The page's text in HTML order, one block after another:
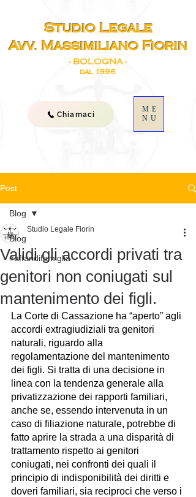
Studio Legale
Avv. Massimiliano Fiorin
- BOLOGNA -
dal 1996
ME
NU
Chiamaci
Post
Blog
#affaridifamiglia
Blog
Validi gli accordi privati tra
genitori non coniugati sul
mantenimento dei figli.
Studio Legale Fiorin
La Corte di Cassazione ha “aperto” agli
accordi extragiudiziali tra genitori
naturali, riguardo alla
regolamentazione del mantenimento
dei figli. Si tratta di una decisione in
linea con la tendenza generale alla
privatizzazione dei rapporti familiari,
anche se, essendo intervenuta in un
caso di filiazione naturale, potrebbe di
fatto aprire la strada a una disparità di
trattamento rispetto ai genitori
coniugati, nei confronti dei quali il
principio di indisponibilità dei diritti e
doveri familiari, sia reciproci che verso i